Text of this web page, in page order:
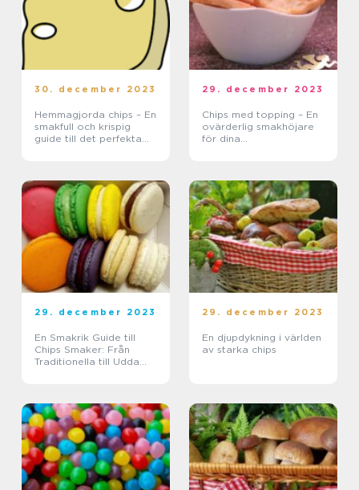
30. december 2023
Hemmagjorda chips – En
smakfull och krispig
guide till det perfekta
29. december 2023
Chips med topping – En
ovärderlig smakhöjare
för dina
29. december 2023
En Smakrik Guide till
Chips Smaker: Från
Traditionella till Udda
29. december 2023
En djupdykning i världen
av starka chips